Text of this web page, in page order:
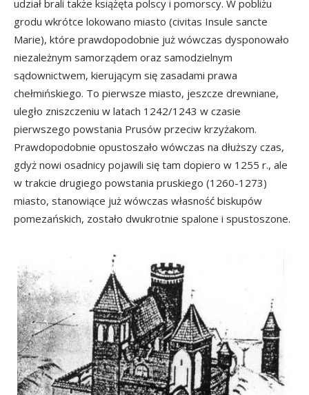
udział brali także książęta polscy i pomorscy. W pobliżu
grodu wkrótce lokowano miasto (civitas Insule sancte
Marie), które prawdopodobnie już wówczas dysponowało
niezależnym samorządem oraz samodzielnym
sądownictwem, kierującym się zasadami prawa
chełmińskiego. To pierwsze miasto, jeszcze drewniane,
uległo zniszczeniu w latach 1242/1243 w czasie
pierwszego powstania Prusów przeciw krzyżakom.
Prawdopodobnie opustoszało wówczas na dłuższy czas,
gdyż nowi osadnicy pojawili się tam dopiero w 1255 r., ale
w trakcie drugiego powstania pruskiego (1260-1273)
miasto, stanowiące już wówczas własność biskupów
pomezańskich, zostało dwukrotnie spalone i spustoszone.